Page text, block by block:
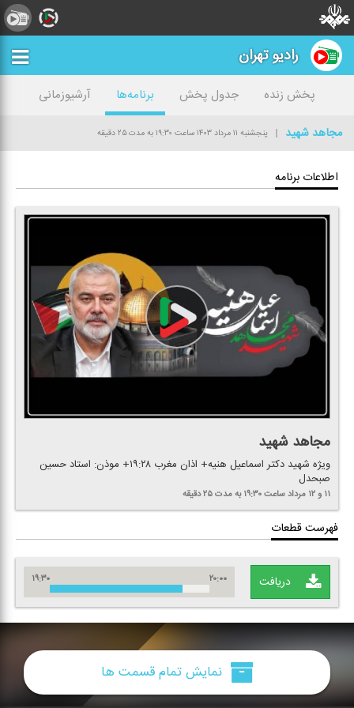
رادیو تهران
پخش زنده جدول پخش برنامه‌ها
آرشیوزمانی
مجاهد شهید
پنجشنبه ۱۱ مرداد ۱۴۰۳ ساعت ۱۹:۳۰ به مدت ۲۵ دقیقه
اطلاعات برنامه
مجاهد شهید
ویژه شهید دكتر اسماعیل هنیه+ اذان مغرب ۱۹:۲۸+ موذن: استاد حسین
صبحدل
۱۱ و ۱۲ مرداد ساعت ۱۹:۳۰ به مدت ۲۵ دقیقه
فهرست قطعات
دریافت ۱۹:۳۰ ۲۰:۰۰
نمایش تمام قسمت ها